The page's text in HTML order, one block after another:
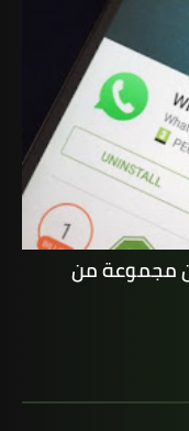
مجموعة من